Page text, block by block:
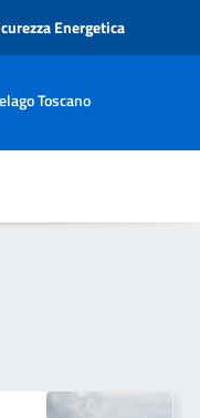
Energetica
Toscano